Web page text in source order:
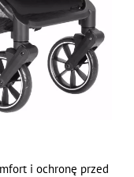
i ochronę przed